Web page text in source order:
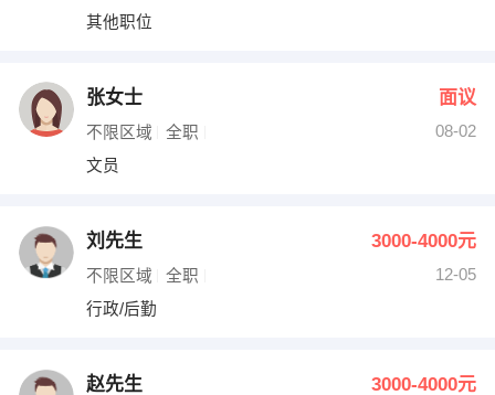
其他职位
张女士 面议
不限区域 全职
08-02
文员
刘先生 3000-4000元
不限区域 全职
12-05
行政/后勤
赵先生 3000-4000元